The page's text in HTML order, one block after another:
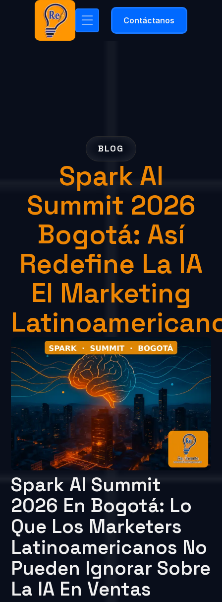
Contáctanos
BLOG
Spark AI
Summit 2026
Bogotá: Así
Redefine La IA
El Marketing
Spark AI Summit
2026 En Bogotá: Lo
Que Los Marketers
Latinoamericanos No
Pueden Ignorar Sobre
La IA En Ventas